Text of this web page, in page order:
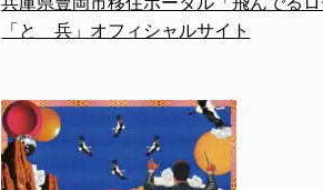
「とゞ兵」オフィシャルサイト